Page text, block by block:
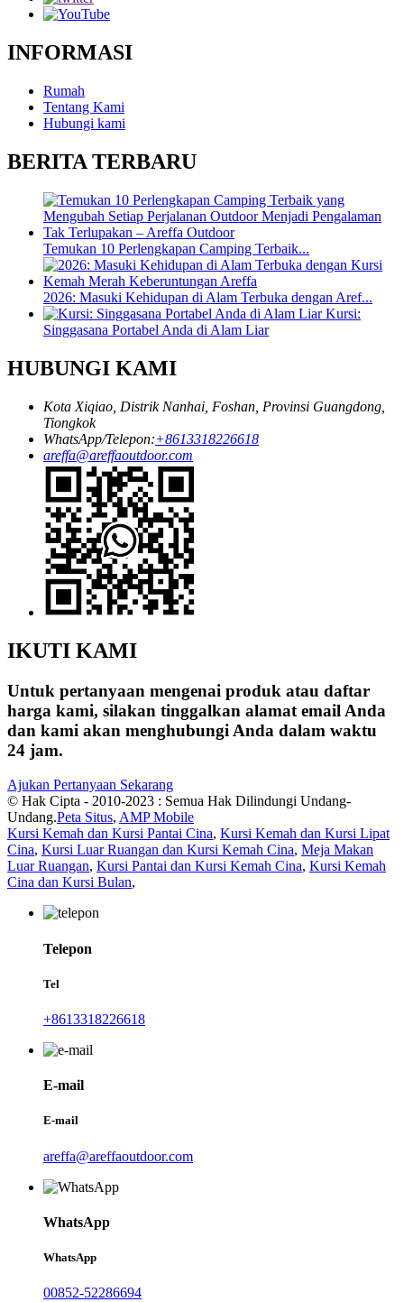
INFORMASI
Rumah
Tentang Kami
Hubungi kami
BERITA TERBARU
Temukan 10 Perlengkapan Camping Terbaik...
2026: Masuki Kehidupan di Alam Terbuka dengan Aref...
Kursi:
Singgasana Portabel Anda di Alam Liar
HUBUNGI KAMI
Kota Xiqiao, Distrik Nanhai, Foshan, Provinsi Guangdong,
Tiongkok
WhatsApp/Telepon:+8613318226618
areffa@areffaoutdoor.com
IKUTI KAMI
Untuk pertanyaan mengenai produk atau daftar
harga kami, silakan tinggalkan alamat email Anda
dan kami akan menghubungi Anda dalam waktu
24 jam.
Ajukan Pertanyaan Sekarang
© Hak Cipta - 2010-2023 : Semua Hak Dilindungi Undang-
Undang.Peta Situs, AMP Mobile
Kursi Kemah dan Kursi Pantai Cina, Kursi Kemah dan Kursi Lipat
Cina, Kursi Luar Ruangan dan Kursi Kemah Cina, Meja Makan
Luar Ruangan, Kursi Pantai dan Kursi Kemah Cina, Kursi Kemah
Cina dan Kursi Bulan,
Telepon
Tel
+8613318226618
E-mail
E-mail
areffa@areffaoutdoor.com
WhatsApp
WhatsApp
00852-52286694